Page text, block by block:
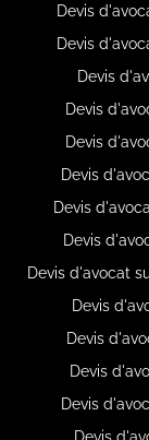
Devis
Devis
Devis
Devis
Devis
Devis
Devis
Devis
Devis d'avocat
Devis
Devis
Devis
Devis